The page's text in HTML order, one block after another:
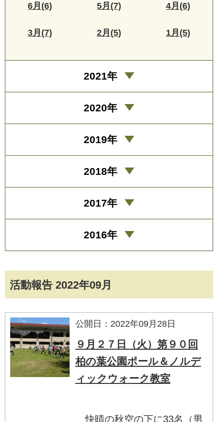
活動報告 2022年09月
公開日：2022年09月28日
９月２７日（火）第９０回
柏の葉公園ポール＆ノルデ
ィックウォーク教室
快晴の秋空の下に33名（男
6月(6) 5月(7) 4月(6)
3月(7) 2月(5) 1月(5)
2021年
2020年
2019年
2018年
2017年
2016年